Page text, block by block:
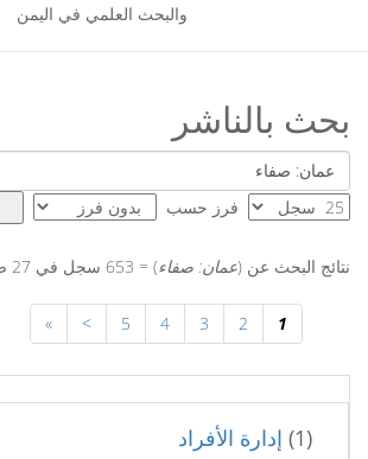
والبحث العلمي في اليمن
بحث بالناشر
فرز حسب
نتائج البحث عن (عمان: صفاء) = 653 سجل في 27 صفحة
» > 5 4 3 2 1
(1) إدارة الأفراد